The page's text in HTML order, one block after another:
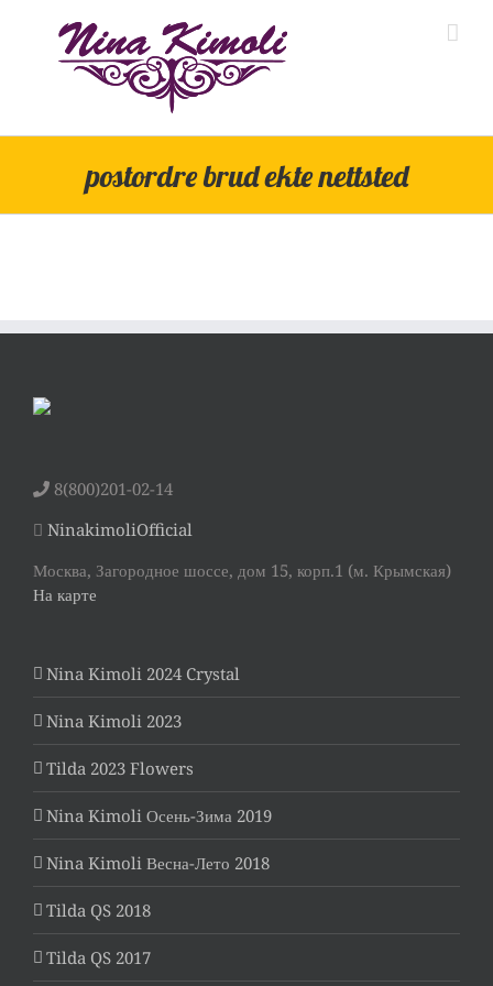
postordre brud ekte nettsted
8(800)201-02-14
NinakimoliOfficial
Москва, Загородное шоссе, дом 15, корп.1 (м. Крымская)
На карте
Nina Kimoli 2024 Crystal
Nina Kimoli 2023
Tilda 2023 Flowers
Nina Kimoli Осень-Зима 2019
Nina Kimoli Весна-Лето 2018
Tilda QS 2018
Tilda QS 2017